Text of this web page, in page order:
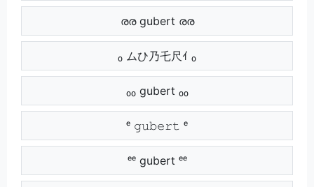
രര gubert രര
₀ ムひ乃乇尺ｲ ₀
₀₀ gubert ₀₀
ᵉ 𝚐𝚞𝚋𝚎𝚛𝚝 ᵉ
ᵉᵉ gubert ᵉᵉ